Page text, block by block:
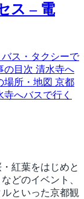
ス – 電
ス・タクシーで
の目次 清水寺へ
場所・地図 京都
へバスで行く
紅葉をはじめと
どのイベント、
といった京都観